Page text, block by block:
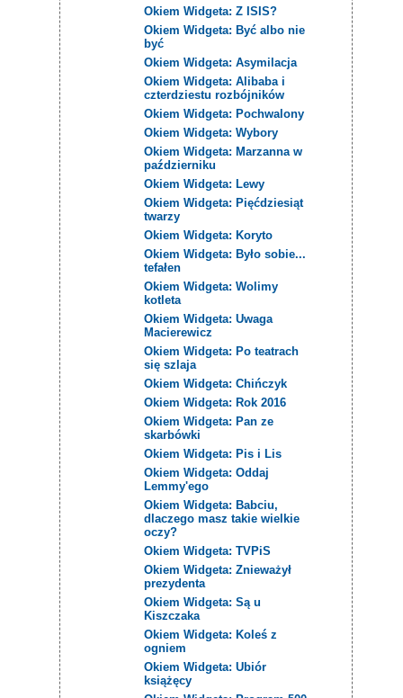
Okiem Widgeta: Z ISIS?
Okiem Widgeta: Być albo nie
być
Okiem Widgeta: Asymilacja
Okiem Widgeta: Alibaba i
czterdziestu rozbójników
Okiem Widgeta: Pochwalony
Okiem Widgeta: Wybory
Okiem Widgeta: Marzanna w
październiku
Okiem Widgeta: Lewy
Okiem Widgeta: Pięćdziesiąt
twarzy
Okiem Widgeta: Koryto
Okiem Widgeta: Było sobie...
tefałen
Okiem Widgeta: Wolimy
kotleta
Okiem Widgeta: Uwaga
Macierewicz
Okiem Widgeta: Po teatrach
się szlaja
Okiem Widgeta: Chińczyk
Okiem Widgeta: Rok 2016
Okiem Widgeta: Pan ze
skarbówki
Okiem Widgeta: Pis i Lis
Okiem Widgeta: Oddaj
Lemmy'ego
Okiem Widgeta: Babciu,
dlaczego masz takie wielkie
oczy?
Okiem Widgeta: TVPiS
Okiem Widgeta: Znieważył
prezydenta
Okiem Widgeta: Są u
Kiszczaka
Okiem Widgeta: Koleś z
ogniem
Okiem Widgeta: Ubiór
książęcy